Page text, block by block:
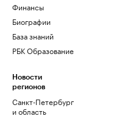
Финансы
Биографии
База знаний
РБК Образование
Новости
регионов
Санкт-Петербург
и область